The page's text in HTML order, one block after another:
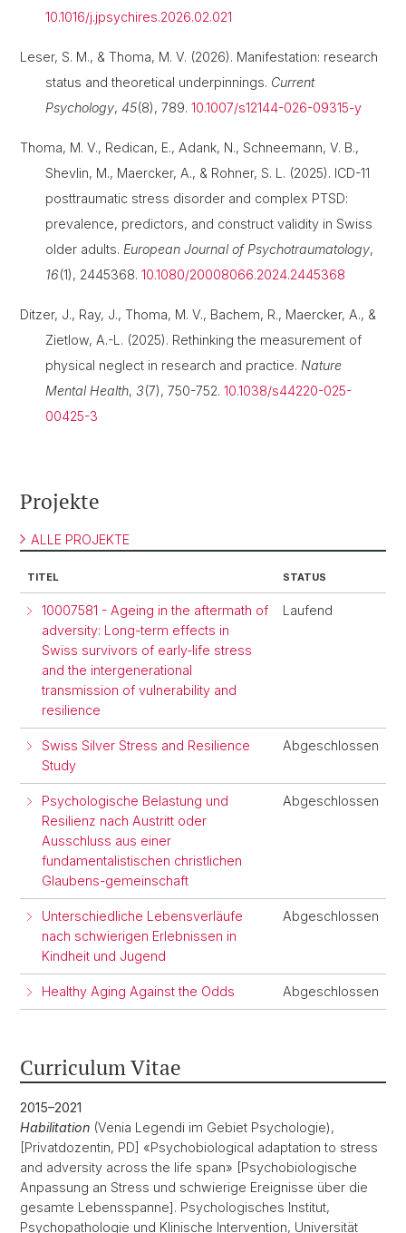
10.1016/j.jpsychires.2026.02.021
Leser, S. M., & Thoma, M. V. (2026). Manifestation: research
status and theoretical underpinnings. Current
Psychology,45(8), 789.10.1007/s12144-026-09315-y
Thoma, M. V., Redican, E., Adank, N., Schneemann, V. B.,
Shevlin, M., Maercker, A., & Rohner, S. L. (2025). ICD-11
posttraumatic stress disorder and complex PTSD:
prevalence, predictors, and construct validity in Swiss
older adults. European Journal of Psychotraumatology,
16(1), 2445368.10.1080/20008066.2024.2445368
Ditzer, J., Ray, J., Thoma, M. V., Bachem, R., Maercker, A., &
Zietlow, A.-L. (2025). Rethinking the measurement of
physical neglect in research and practice. Nature
Mental Health,3(7), 750-752.10.1038/s44220-025-
00425-3
Projekte
ALLE PROJEKTE
TITEL STATUS
10007581 - Ageing in the aftermath of
adversity: Long-term effects in
Swiss survivors of early-life stress
and the intergenerational
transmission of vulnerability and
resilience
Laufend
Swiss Silver Stress and Resilience
Study
Abgeschlossen
Psychologische Belastung und
Resilienz nach Austritt oder
Ausschluss aus einer
fundamentalistischen christlichen
Glaubens-gemeinschaft
Abgeschlossen
Unterschiedliche Lebensverläufe
nach schwierigen Erlebnissen in
Kindheit und Jugend
Abgeschlossen
Healthy Aging Against the Odds Abgeschlossen
Curriculum Vitae
2015–2021
Habilitation (Venia Legendi im Gebiet Psychologie),
[Privatdozentin, PD] «Psychobiological adaptation to stress
and adversity across the life span» [Psychobiologische
Anpassung an Stress und schwierige Ereignisse über die
gesamte Lebensspanne]. Psychologisches Institut,
Psychopathologie und Klinische Intervention, Universität